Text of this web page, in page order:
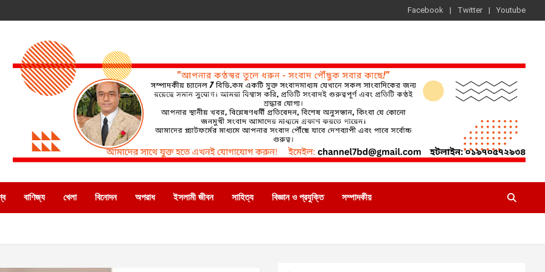
Facebook Twitter Youtube
বাণিজ্য খেলা বিনোদন অপরাধ ইসলামী জীবন সাহিত্য বিজ্ঞান ও প্রযুক্তি সম্পাদকীয়